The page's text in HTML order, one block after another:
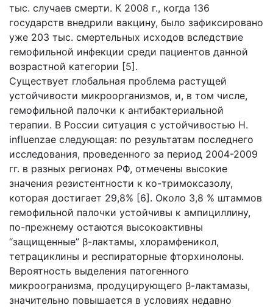
тыс. случаев смерти. К 2008 г., когда 136
государств внедрили вакцину, было зафиксировано
уже 203 тыс. смертельных исходов вследствие
гемофильной инфекции среди пациентов данной
возрастной категории [5].
Существует глобальная проблема растущей
устойчивости микроорганизмов, и, в том числе,
гемофильной палочки к антибактериальной
терапии. В России ситуация с устойчивостью H.
influenzae следующая: по результатам последнего
исследования, проведенного за период 2004-2009
гг. в разных регионах РФ, отмечены высокие
значения резистентности к ко-тримоксазолу,
которая достигает 29,8% [6]. Около 3,8 % штаммов
гемофильной палочки устойчивы к ампициллину,
по-прежнему остаются высокоактивны
“защищенные” β-лактамы, хлорамфеникол,
тетрациклины и респираторные фторхинолоны.
Вероятность выделения патогенного
микроогранизма, продуцирующего β-лактамазы,
значительно повышается в условиях недавно